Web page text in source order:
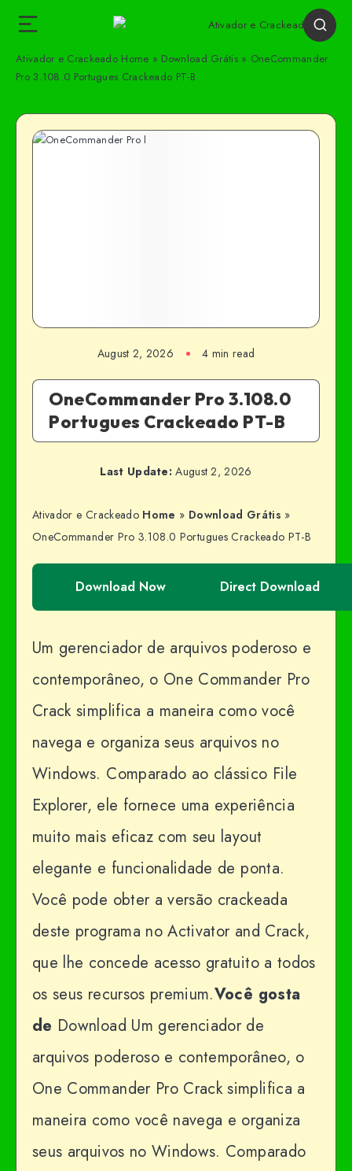
Ativador e Crackeado Home » Download Grátis» OneCommander
Pro 3.108.0 Portugues Crackeado PT-B
August 2, 2026 4 min read
OneCommander Pro 3.108.0
Portugues Crackeado PT-B
Last Update: August 2, 2026
Ativador e Crackeado Home » Download Grátis »
OneCommander Pro 3.108.0 Portugues Crackeado PT-B
Download Now Direct Download
Um gerenciador de arquivos poderoso e
contemporâneo, o One Commander Pro
Crack simplifica a maneira como você
navega e organiza seus arquivos no
Windows. Comparado ao clássico File
Explorer, ele fornece uma experiência
muito mais eficaz com seu layout
elegante e funcionalidade de ponta.
Você pode obter a versão crackeada
deste programa no Activator and Crack,
que lhe concede acesso gratuito a todos
os seus recursos premium.Você gosta
de Download Um gerenciador de
arquivos poderoso e contemporâneo, o
One Commander Pro Crack simplifica a
maneira como você navega e organiza
seus arquivos no Windows. Comparado